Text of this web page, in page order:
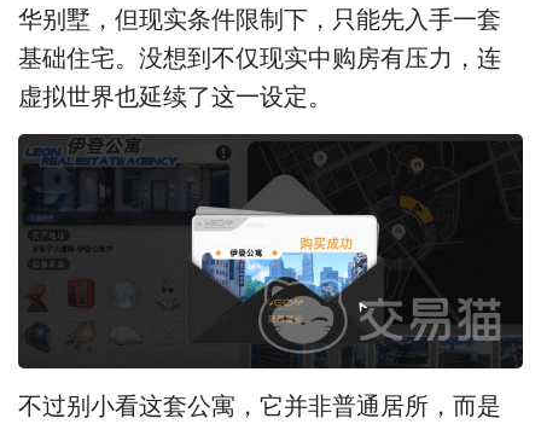
华别墅，但现实条件限制下，只能先入手一套
基础住宅。没想到不仅现实中购房有压力，连
虚拟世界也延续了这一设定。
不过别小看这套公寓，它并非普通居所，而是